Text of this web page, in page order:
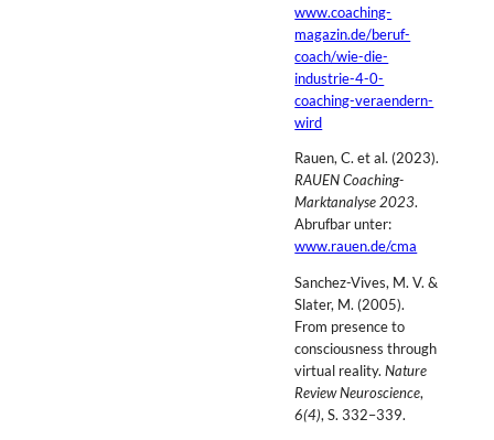
www.coaching-
magazin.de/beruf-
coach/wie-die-
industrie-4-0-
coaching-veraendern-
wird
Rauen, C. et al. (2023).
RAUEN Coaching-
Marktanalyse 2023.
Abrufbar unter:
www.rauen.de/cma
Sanchez-Vives, M. V. &
Slater, M. (2005).
From presence to
consciousness through
virtual reality.Nature
Review Neuroscience,
6(4), S. 332–339.